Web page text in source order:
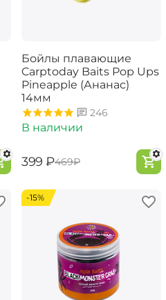
Бойлы плавающие
Carptoday Baits Pop Ups
Pineapple (Ананас)
14мм
246
В наличии
‍399‍ ₽‍469‍₽
-15%